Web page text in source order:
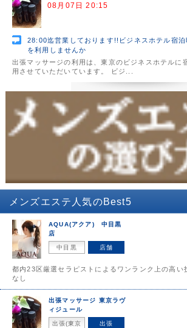
08月07日 20:15
28:00迄営業しております!!ビジネスホテル宿泊
を利用しませんか
出張マッサージの利用は、東京のビジネスホテルに
用させていただいています。 ビジ...
メンズエステ 人気のBest5
AQUA(アクア) 中目黒
店
中目黒 店舗
都内23区厳選セラピストによるワンランク上の高い
なし
出張マッサージ 東京ラヴ
ィジュール
出張(東京
出張